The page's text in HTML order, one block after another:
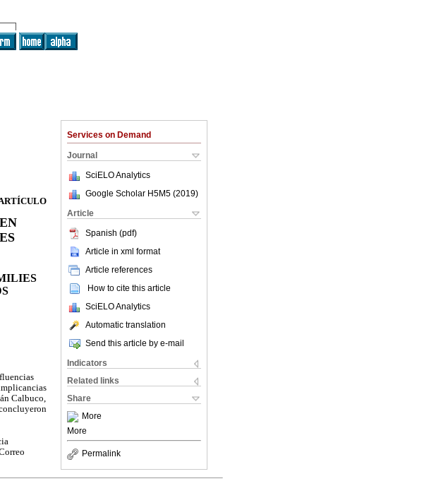
Services on Demand
Journal
SciELO Analytics
Google Scholar H5M5 (2019)
Article
Spanish (pdf)
Article in xml format
Article references
How to cite this article
SciELO Analytics
Automatic translation
Send this article by e-mail
Indicators
Related links
Share
More
More
Permalink
Calbuco,